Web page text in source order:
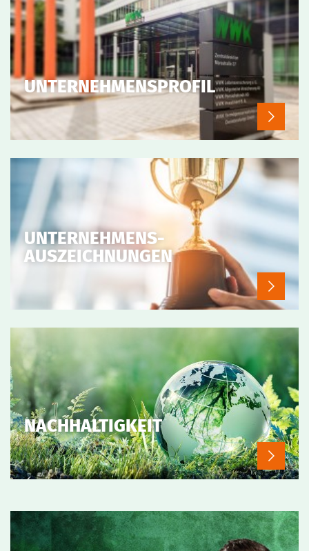
UNTERNEHMENSPROFIL
UNTERNEHMENS-
AUSZEICHNUNGEN
NACHHALTIGKEIT